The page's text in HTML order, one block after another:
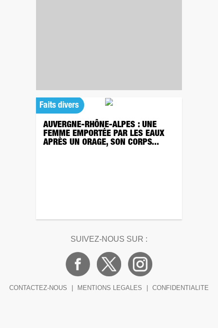
Faits divers
AUVERGNE-RHÔNE-ALPES : UNE
FEMME EMPORTÉE PAR LES EAUX
APRÈS UN ORAGE, SON CORPS...
SUIVEZ-NOUS SUR :
CONTACTEZ-NOUS MENTIONS LEGALES CONFIDENTIALITE